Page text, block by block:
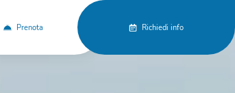
Prenota Richiedi info